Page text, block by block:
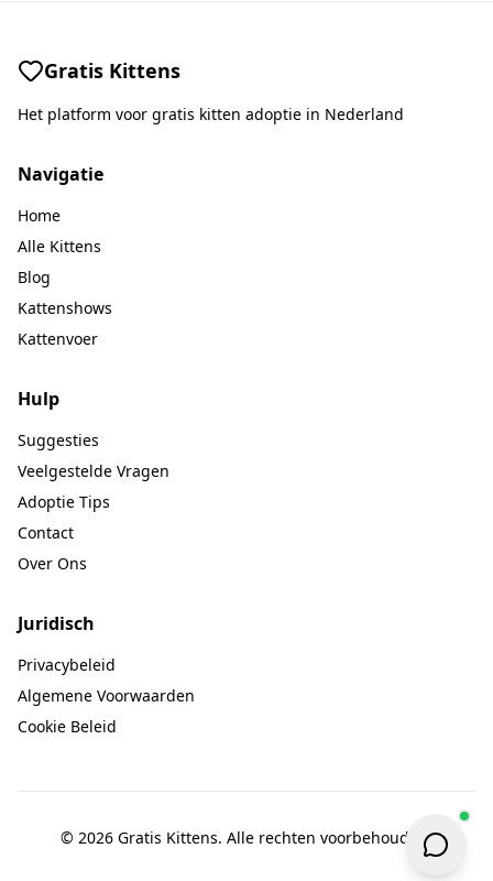
Gratis Kittens
Het platform voor gratis kitten adoptie in Nederland
Navigatie
Home
Alle Kittens
Blog
Kattenshows
Kattenvoer
Hulp
Suggesties
Veelgestelde Vragen
Adoptie Tips
Contact
Over Ons
Juridisch
Privacybeleid
Algemene Voorwaarden
Cookie Beleid
© 2026 Gratis Kittens. Alle rechten voorbehouden.